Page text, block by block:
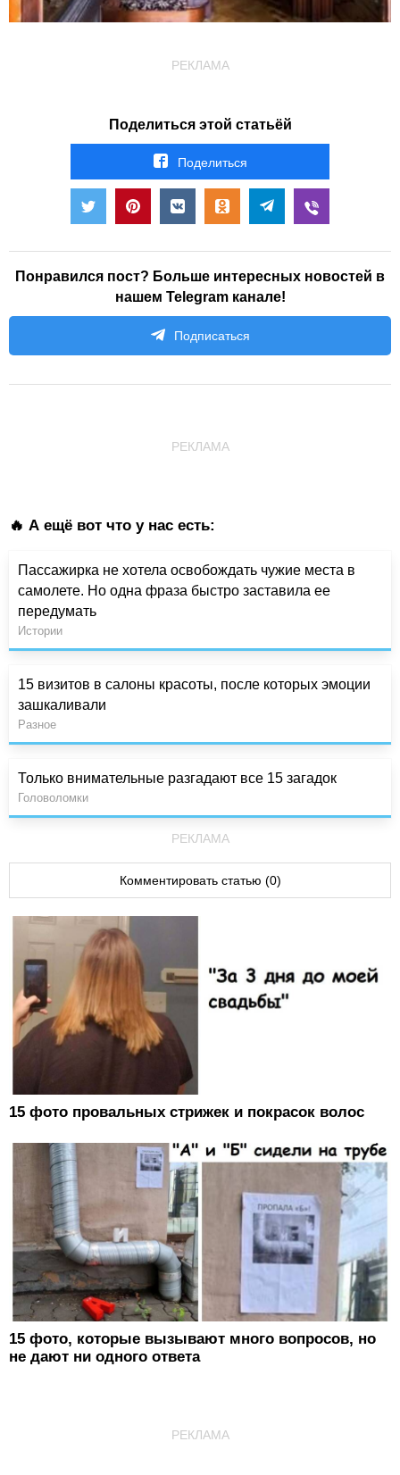
РЕКЛАМА
Поделиться этой статьёй
Поделиться
Понравился пост? Больше интересных новостей в
нашем Telegram канале!
Подписаться
РЕКЛАМА
🔥 А ещё вот что у нас есть:
Пассажирка не хотела освобождать чужие места в
самолете. Но одна фраза быстро заставила ее
передумать
Истории
15 визитов в салоны красоты, после которых эмоции
зашкаливали
Разное
Только внимательные разгадают все 15 загадок
Головоломки
РЕКЛАМА
Комментировать статью (0)
15 фото провальных стрижек и покрасок волос
15 фото, которые вызывают много вопросов, но
не дают ни одного ответа
РЕКЛАМА